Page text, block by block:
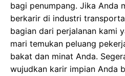
bagi penumpang. Jika Anda
berkarir di industri
bagian dari perjalanan kami
mari temukan peluang
bakat dan minat Anda.
wujudkan karir impian Anda